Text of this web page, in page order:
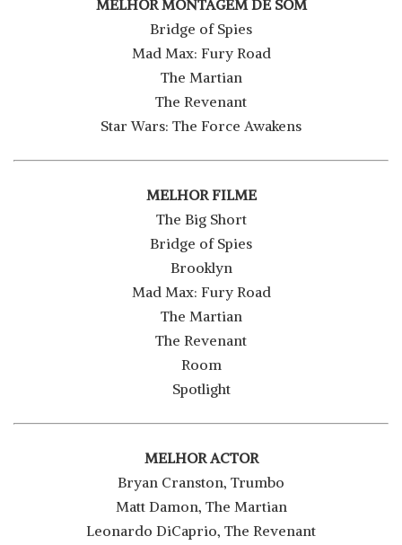
MELHOR MONTAGEM DE SOM
Bridge of Spies
Mad Max: Fury Road
The Martian
The Revenant
Star Wars: The Force Awakens
MELHOR FILME
The Big Short
Bridge of Spies
Brooklyn
Mad Max: Fury Road
The Martian
The Revenant
Room
Spotlight
MELHOR ACTOR
Bryan Cranston, Trumbo
Matt Damon, The Martian
Leonardo DiCaprio, The Revenant